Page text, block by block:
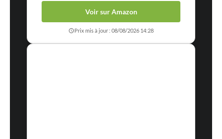
Voir sur Amazon
Prix mis à jour : 08/08/2026 14:28